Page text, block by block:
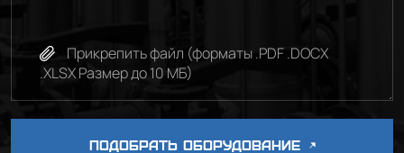
Прикрепить файл (форматы .PDF .DOCX
.XLSX Размер до 10 МБ)
ПОДОБРАТЬ ОБОРУДОВАНИЕ